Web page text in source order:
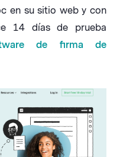
en su sitio web y con
14 días de prueba
de firma de